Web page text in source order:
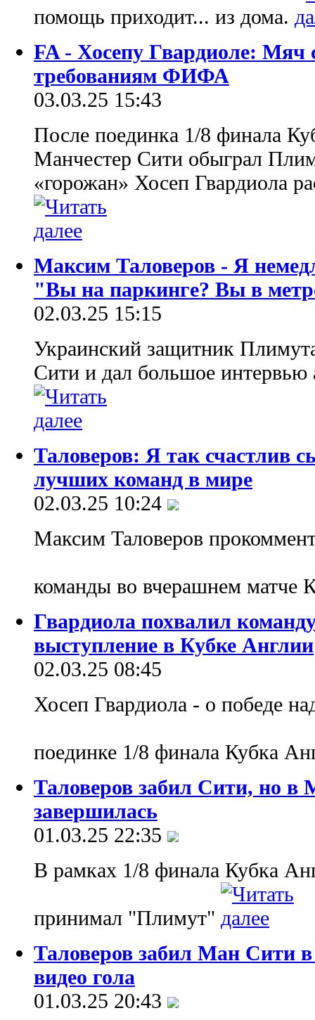
помощь приходит... из дома.
FA - Хосепу Гвардиоле: Мяч
требованиям ФИФА
03.03.25 15:43
После поединка 1/8 финала
Манчестер Сити обыграл
«горожан» Хосеп Гвардиола
Максим Таловеров - Я
"Вы на паркинге? Вы в
02.03.25 15:15
Украинский защитник
Сити и дал большое интервью
Таловеров: Я так счастлив
лучших команд в мире
02.03.25 10:24
Максим Таловеров
команды во вчерашнем матче
Гвардиола похвалил
выступление в Кубке Англии
02.03.25 08:45
Хосеп Гвардиола - о победе
поединке 1/8 финала Кубка
Таловеров забил Сити, но в
завершилась
01.03.25 22:35
В рамках 1/8 финала Кубка
принимал "Плимут"
Таловеров забил Ман Сити
видео гола
01.03.25 20:43